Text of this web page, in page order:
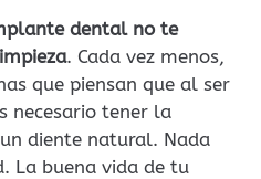
dental no te
. Cada vez menos,
que piensan que al ser
necesario tener la
diente natural. Nada
La buena vida de tu